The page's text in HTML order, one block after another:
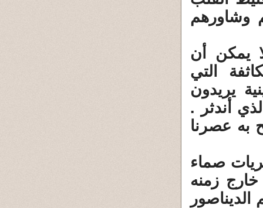
وشاورهم
يمكن أن
التي
يريدون
أندثر .
به عصرنا
صماء
زمنه